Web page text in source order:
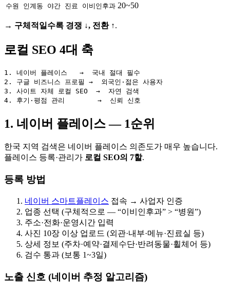
수원 인계동 야간 진료 이비인후과 20~50
→ 구체적일수록 경쟁 ↓, 전환 ↑.
로컬 SEO 4대 축
1. 네이버 플레이스   →  국내 절대 필수
2. 구글 비즈니스 프로필 →  외국인·젊은 사용자
3. 사이트 자체 로컬 SEO  →  자연 검색
1. 네이버 플레이스 — 1순위
한국 지역 검색은 네이버 플레이스 의존도가 매우 높습니다.
플레이스 등록·관리가 로컬 SEO의 7할.
등록 방법
네이버 스마트플레이스 접속 → 사업자 인증
업종 선택 (구체적으로 — “이비인후과” > “병원”)
주소·전화·운영시간 입력
사진 10장 이상 업로드 (외관·내부·메뉴·진료실 등)
상세 정보 (주차·예약·결제수단·반려동물·휠체어 등)
검수 통과 (보통 1~3일)
노출 신호 (네이버 추정 알고리즘)